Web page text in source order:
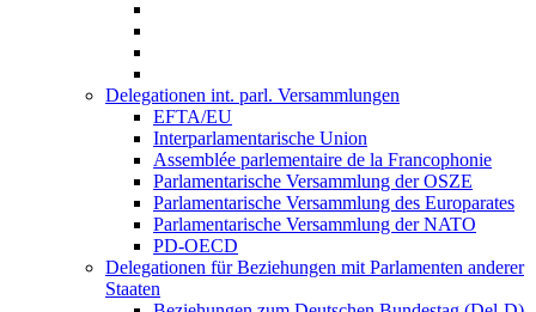
Delegationen int. parl. Versammlungen
EFTA/EU
Interparlamentarische Union
Assemblée parlementaire de la Francophonie
Parlamentarische Versammlung der OSZE
Parlamentarische Versammlung des Europarates
Parlamentarische Versammlung der NATO
PD-OECD
Delegationen für Beziehungen mit Parlamenten anderer
Staaten